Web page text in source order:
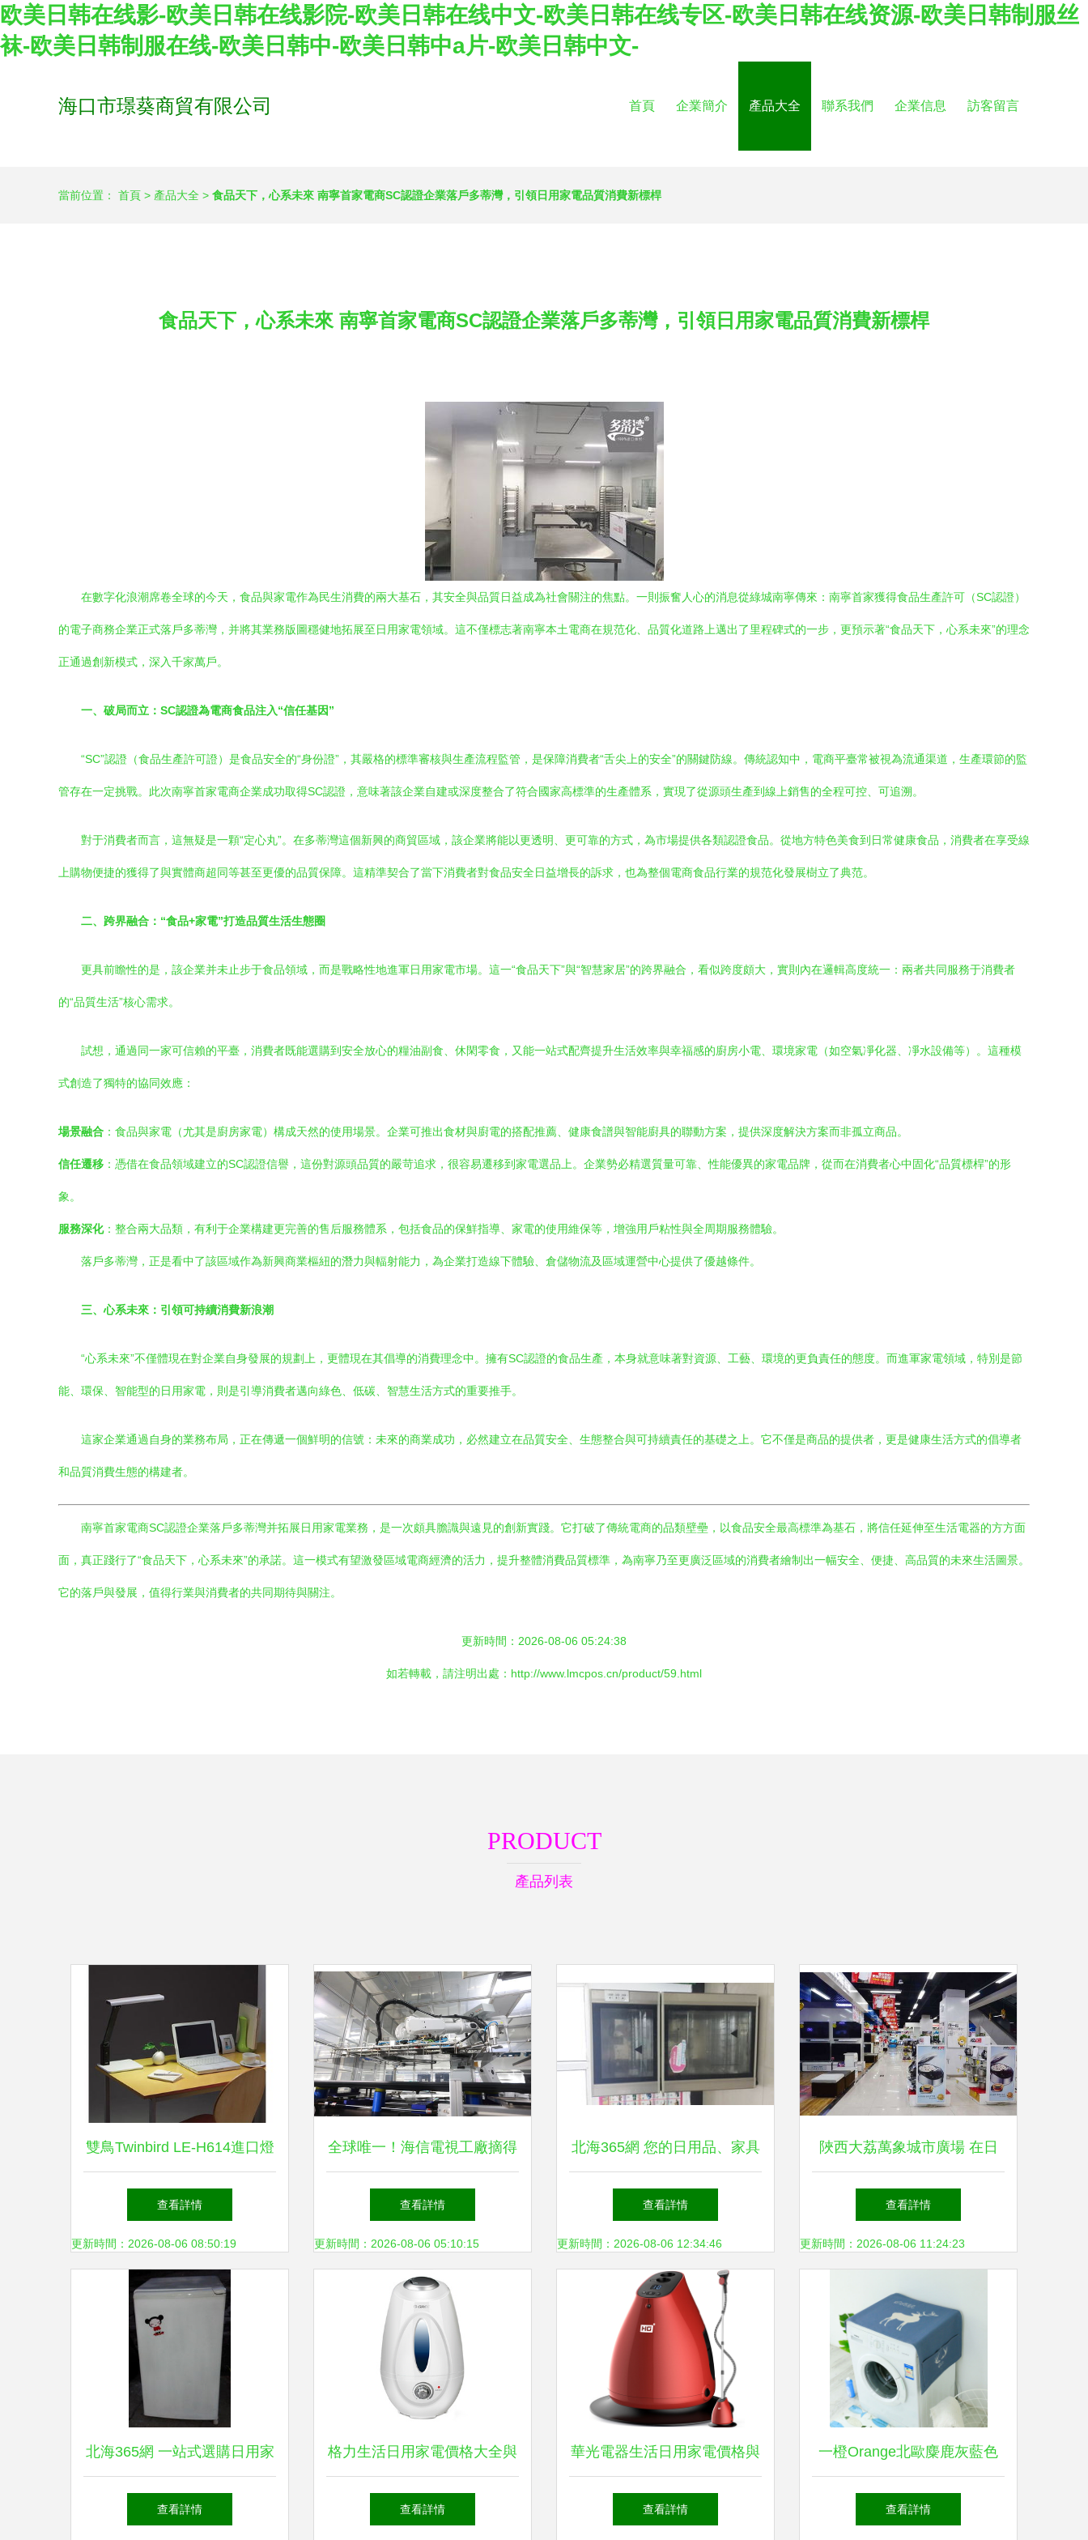
欧美日韩在线影-欧美日韩在线影院-欧美日韩在线中文-欧美日韩在线专区-欧美日韩在线资源-欧美日韩制服丝
袜-欧美日韩制服在线-欧美日韩中-欧美日韩中a片-欧美日韩中文-
海口市璟葵商貿有限公司 首頁 企業簡介 產品大全 聯系我們 企業信息 訪客留言
當前位置： 首頁 > 產品大全 > 食品天下，心系未來 南寧首家電商SC認證企業落戶多蒂灣，引領日用家電品質消費新標桿
食品天下，心系未來 南寧首家電商SC認證企業落戶多蒂灣，引領日用家電品質消費新標桿
在數字化浪潮席卷全球的今天，食品與家電作為民生消費的兩大基石，其安全與品質日益成為社會關注的焦點。一則振奮人心的消息從綠城南寧傳來：南寧首家獲得食品生產許可（SC認證）
的電子商務企業正式落戶多蒂灣，并將其業務版圖穩健地拓展至日用家電領域。這不僅標志著南寧本土電商在規范化、品質化道路上邁出了里程碑式的一步，更預示著“食品天下，心系未來”的理念
正通過創新模式，深入千家萬戶。
一、破局而立：SC認證為電商食品注入“信任基因”
“SC”認證（食品生產許可證）是食品安全的“身份證”，其嚴格的標準審核與生產流程監管，是保障消費者“舌尖上的安全”的關鍵防線。傳統認知中，電商平臺常被視為流通渠道，生產環節的監
管存在一定挑戰。此次南寧首家電商企業成功取得SC認證，意味著該企業自建或深度整合了符合國家高標準的生產體系，實現了從源頭生產到線上銷售的全程可控、可追溯。
對于消費者而言，這無疑是一顆“定心丸”。在多蒂灣這個新興的商貿區域，該企業將能以更透明、更可靠的方式，為市場提供各類認證食品。從地方特色美食到日常健康食品，消費者在享受線
上購物便捷的獲得了與實體商超同等甚至更優的品質保障。這精準契合了當下消費者對食品安全日益增長的訴求，也為整個電商食品行業的規范化發展樹立了典范。
二、跨界融合：“食品+家電”打造品質生活生態圈
更具前瞻性的是，該企業并未止步于食品領域，而是戰略性地進軍日用家電市場。這一“食品天下”與“智慧家居”的跨界融合，看似跨度頗大，實則內在邏輯高度統一：兩者共同服務于消費者
的“品質生活”核心需求。
試想，通過同一家可信賴的平臺，消費者既能選購到安全放心的糧油副食、休閑零食，又能一站式配齊提升生活效率與幸福感的廚房小電、環境家電（如空氣凈化器、凈水設備等）。這種模
式創造了獨特的協同效應：
場景融合 ：食品與家電（尤其是廚房家電）構成天然的使用場景。企業可推出食材與廚電的搭配推薦、健康食譜與智能廚具的聯動方案，提供深度解決方案而非孤立商品。
信任遷移 ：憑借在食品領域建立的SC認證信譽，這份對源頭品質的嚴苛追求，很容易遷移到家電選品上。企業勢必精選質量可靠、性能優異的家電品牌，從而在消費者心中固化“品質標桿”的形
象。
服務深化：整合兩大品類，有利于企業構建更完善的售后服務體系，包括食品的保鮮指導、家電的使用維保等，增強用戶粘性與全周期服務體驗。
落戶多蒂灣，正是看中了該區域作為新興商業樞紐的潛力與輻射能力，為企業打造線下體驗、倉儲物流及區域運營中心提供了優越條件。
三、心系未來：引領可持續消費新浪潮
“心系未來”不僅體現在對企業自身發展的規劃上，更體現在其倡導的消費理念中。擁有SC認證的食品生產，本身就意味著對資源、工藝、環境的更負責任的態度。而進軍家電領域，特別是節
能、環保、智能型的日用家電，則是引導消費者邁向綠色、低碳、智慧生活方式的重要推手。
這家企業通過自身的業務布局，正在傳遞一個鮮明的信號：未來的商業成功，必然建立在品質安全、生態整合與可持續責任的基礎之上。它不僅是商品的提供者，更是健康生活方式的倡導者
和品質消費生態的構建者。
南寧首家電商SC認證企業落戶多蒂灣并拓展日用家電業務，是一次頗具膽識與遠見的創新實踐。它打破了傳統電商的品類壁壘，以食品安全最高標準為基石，將信任延伸至生活電器的方方面
面，真正踐行了“食品天下，心系未來”的承諾。這一模式有望激發區域電商經濟的活力，提升整體消費品質標準，為南寧乃至更廣泛區域的消費者繪制出一幅安全、便捷、高品質的未來生活圖景。
它的落戶與發展，值得行業與消費者的共同期待與關注。
更新時間：2026-08-06 05:24:38
如若轉載，請注明出處：http://www.lmcpos.cn/product/59.html
PRODUCT
產品列表
雙鳥Twinbird LE-H614進口燈
珠LED臺燈 工作學習閱讀的健
康照明伴侶
查看詳情
更新時間：2026-08-06 08:50:19
全球唯一！海信電視工廠摘得
制造業“奧斯卡”，全球首座電
視行業“燈塔工廠”誕生
查看詳情
更新時間：2026-08-06 05:10:15
北海365網 您的日用品、家具
與家電采購指南
查看詳情
更新時間：2026-08-06 12:34:46
陜西大荔萬象城市廣場 在日
用家電領域的核心競爭力優勢
分析
查看詳情
更新時間：2026-08-06 11:24:23
北海365網 一站式選購日用家
電，打造舒適智能家居生活
查看詳情
格力生活日用家電價格大全與
選購指南
查看詳情
華光電器生活日用家電價格與
選購指南
查看詳情
一橙Orange北歐麋鹿灰藍色
系多用蓋巾 點綴家居，守護
查看詳情